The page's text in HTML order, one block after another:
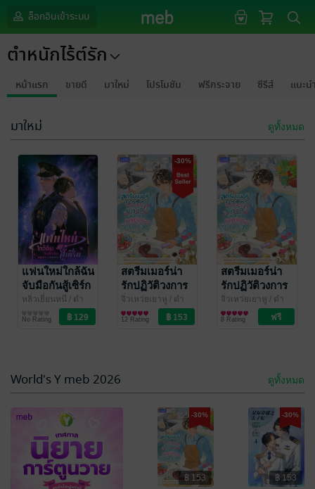
ล็อกอินเข้าระบบ
ตำหนักไร้ต์รัก
หน้าแรก ขายดี มาใหม่ โปรโมชัน ฟรีกระจาย ซีรีส์ แนะน
มาใหม่ ดูทั้งหมด
แฟนใหม่ใกล้ฉัน
จับมือกันสู้เซิร์ก
เล่ม 12
หลิ่วเยี่ยนหนี / ตำ
หนักไร้ต์รัก : ห้อง
หลานเหมย
นิยายวาย Boy
Love / Yaoi
No Rating
-30%
สตรีมเมอร์น่า
รักปฏิวัติวงการ
อาหารกาแลกซี
เล่ม 2
จิ่วเหว่ยเยาหู / ตำ
หนักไร้ต์รัก : ห้อง
หลานเหมย
นิยายวาย Boy
Love / Yaoi
12 Rating
สตรีมเมอร์น่า
รักปฏิวัติวงการ
อาหารกาแลกซี
เล่ม 1
จิ่วเหว่ยเยาหู / ตำ
หนักไร้ต์รัก : ห้อง
หลานเหมย
นิยายวาย Boy
Love / Yaoi
8 Rating
เล่ห์มายาบุปผา
ออกเมืองมา
World's Y meb 2026 ดูทั้งหมด
-30%
฿ 153
-30%
฿ 153